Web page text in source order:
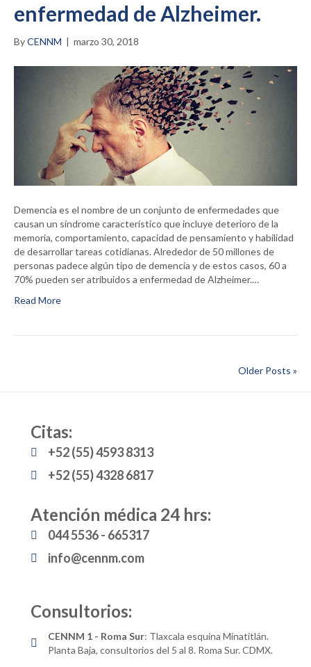
enfermedad de Alzheimer.
ByCENNM | marzo 30, 2018
Demencia es el nombre de un conjunto de enfermedades que
causan un síndrome característico que incluye deterioro de la
memoria, comportamiento, capacidad de pensamiento y habilidad
de desarrollar tareas cotidianas. Alrededor de 50 millones de
personas padece algún tipo de demencia y de estos casos, 60 a
70% pueden ser atribuidos a enfermedad de Alzheimer.…
Read More
Older Posts »
Citas:
+52 (55) 4593 8313
+52 (55) 4328 6817
Atención médica 24 hrs:
044 5536 - 665317
info@cennm.com
Consultorios:
CENNM 1 - Roma Sur: Tlaxcala esquina Minatitlán.
Planta Baja, consultorios del 5 al 8. Roma Sur. CDMX.